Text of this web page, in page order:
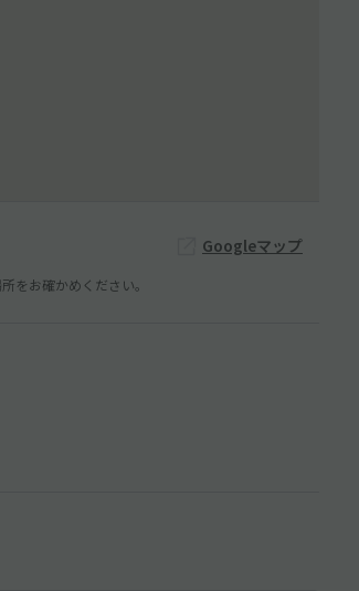
Googleマップ
をお確かめください。